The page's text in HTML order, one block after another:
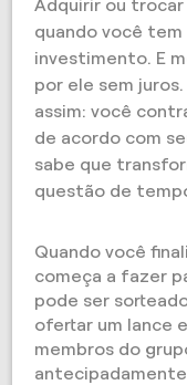
Adquirir ou trocar
quando você
investimento. E
por ele sem
assim: você
de acordo com
sabe que
questão de
Quando você
começa a fazer
pode ser
ofertar um lance
membros do